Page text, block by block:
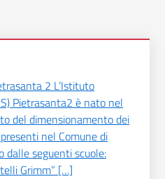
2 L’Istituto
Pietrasanta2 è nato nel
del dimensionamento dei
nel Comune di
dalle seguenti scuole:
Grimm” […]